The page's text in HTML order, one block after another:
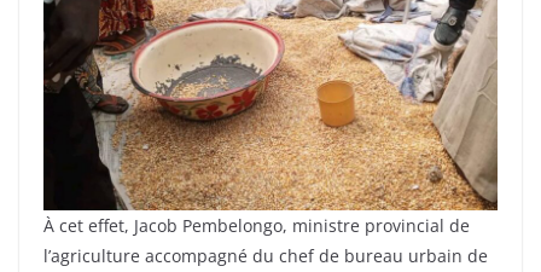
À cet effet, Jacob Pembelongo, ministre provincial de
l’agriculture accompagné du chef de bureau urbain de